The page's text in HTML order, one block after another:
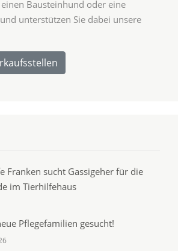
Bausteinhund oder eine
unterstützen Sie dabei unsere
Franken sucht Gassigeher für die
im Tierhilfehaus
Pflegefamilien gesucht!